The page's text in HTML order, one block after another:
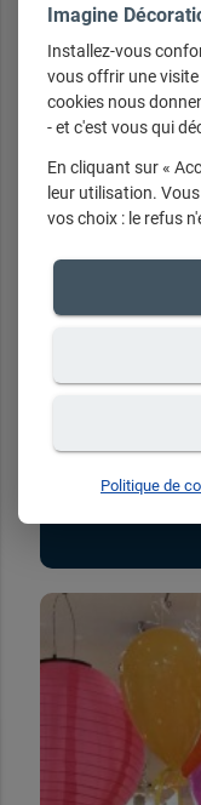
Nos
Imagine
Installez-vous
vous offrir une
cookies nous
- et c'est vous qui
En cliquant sur «
leur utilisation.
vos choix : le refus
Politique de